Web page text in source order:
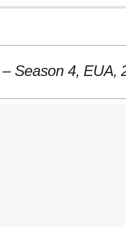
Season 4, EUA,